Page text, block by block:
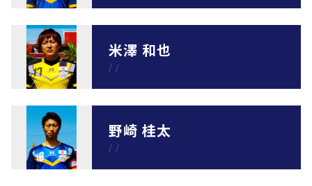
米澤 和也
/ /
野崎 桂太
/ /